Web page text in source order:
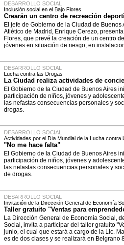
DESARROLLO SOCIAL
Inclusión social en el Bajo Flores
Crearán un centro de recreación
El jefe de Gobierno de la Ciudad de Buenos
Atlético de Madrid, Enrique Cerezo,
Flores, que prevé la creación de un centro
jóvenes en situación de riesgo, en
DESARROLLO SOCIAL
Lucha contra las Drogas
La Ciudad realiza actividades de
El Gobierno de la Ciudad de Buenos Aires
participación de niños, jóvenes y
las nefastas consecuencias personales y
drogas.
DESARROLLO SOCIAL
Actividades por el Día Mundial de la Lucha contra
"No me hace falta"
El Gobierno de la Ciudad de Buenos Aires
participación de niños, jóvenes y
las nefastas consecuencias personales y
de drogas.
DESARROLLO SOCIAL
Invitación de la Dirección General de Economía
Taller gratuito "Ventas para
La Dirección General de Economía Social,
Social, invita a participar del taller gratuito
junio, el cual que estará a cargo de la Lic.
es de dos clases y se realizará en Belgrano